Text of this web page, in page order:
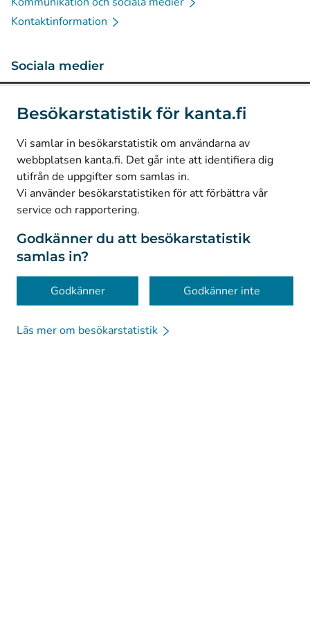
Besökarstatistik för kanta.fi
Vi samlar in besökarstatistik om användarna av
webbplatsen kanta.fi. Det går inte att identifiera dig
utifrån de uppgifter som samlas in.
Vi använder besökarstatistiken för att förbättra vår
service och rapportering.
Godkänner du att besökarstatistik
samlas in?
Godkänner Godkänner inte
Läs mer om besökarstatistik
Kontaktinformation
Sociala medier
LinkedIn(Avautuu uuteen välilehteen)
Facebook
Avautuu uuteen välilehteen)
© Kanta-Palvelut, Kansaneläkelaitos
Dataskydd
Om webbplatsen
Tillgänglighet
Kakor